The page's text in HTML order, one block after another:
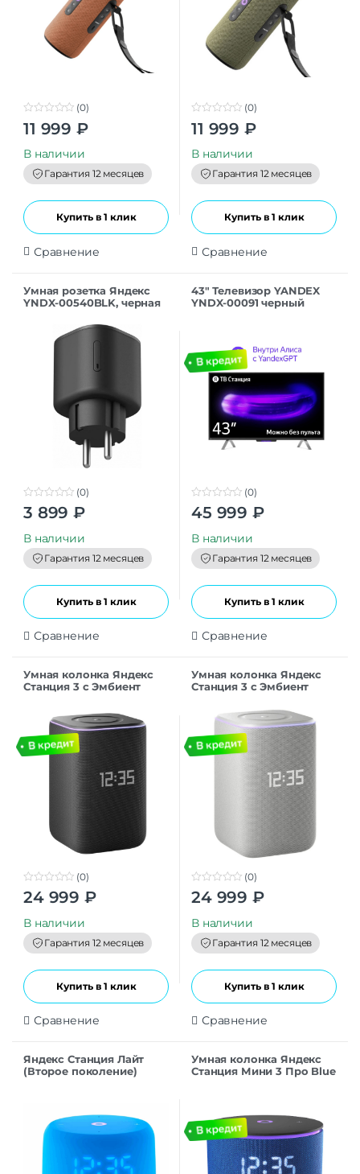
0
t
o
f
5
(0)
11 999 ₽
В наличии
Гарантия 12 месяцев
Купить в 1 клик
Сравнение
0
t
o
f
5
(0)
11 999 ₽
В наличии
Гарантия 12 месяцев
Купить в 1 клик
Сравнение
Умная розетка Яндекс
YNDX-00540BLK, черная
0
o
t
o
f
5
(0)
3 899 ₽
В наличии
Гарантия 12 месяцев
Купить в 1 клик
Сравнение
43″ Телевизор YANDEX
YNDX-00091 черный
o
t
o
f
5
(0)
45 999 ₽
В наличии
Гарантия 12 месяцев
Купить в 1 клик
Сравнение
Умная колонка Яндекс
Станция 3 с Эмбиент
00060) Черный
0
o
t
o
f
5
(0)
24 999 ₽
В наличии
Гарантия 12 месяцев
Купить в 1 клик
Сравнение
Умная колонка Яндекс
Станция 3 с Эмбиент
00060) Серый
0
o
t
o
f
5
(0)
24 999 ₽
В наличии
Гарантия 12 месяцев
Купить в 1 клик
Сравнение
Яндекс Станция Лайт
(Второе поколение)
Умная колонка Яндекс
Станция Мини 3 Про Blue